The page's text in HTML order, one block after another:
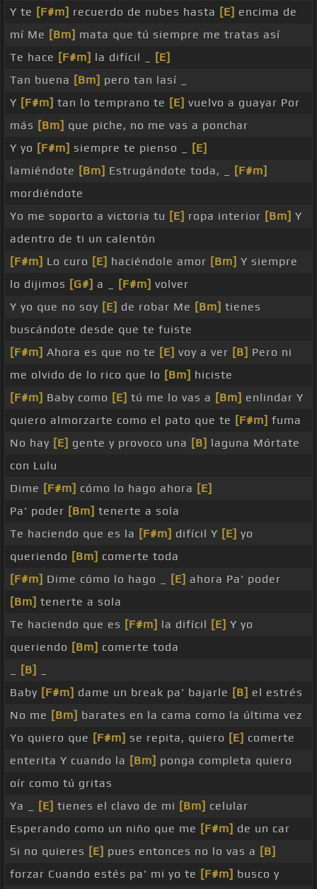
Y te [F#m] recuerdo de nubes hasta [E] encima de
mí Me [Bm] mata que tú siempre me tratas así
Te hace [F#m] la difícil _
[E]
Tan buena [Bm] pero tan lasí _
Y [F#m] tan lo temprano te [E] vuelvo a guayar Por
más [Bm] que piche, no me vas a ponchar
Y yo [F#m] siempre te pienso _
[E]
lamiéndote [Bm] Estrugándote toda, _
[F#m]
mordiéndote
Yo me soporto a victoria tu [E] ropa interior [Bm] Y
adentro de ti un calentón
[F#m] Lo curo [E] haciéndole amor [Bm] Y siempre
lo dijimos [G#] a _ [F#m] volver
Y yo que no soy [E] de robar Me [Bm] tienes
buscándote desde que te fuiste
[F#m] Ahora es que no te [E] voy a ver [B] Pero ni
me olvido de lo rico que lo [Bm] hiciste
[F#m] Baby como [E] tú me lo vas a [Bm] enlindar Y
quiero almorzarte como el pato que te [F#m] fuma
No hay [E] gente y provoco una [B] laguna Mórtate
con Lulu
Dime [F#m] cómo lo hago ahora [E]
Pa' poder [Bm] tenerte a sola
Te haciendo que es la [F#m] difícil Y [E] yo
queriendo [Bm] comerte toda
[F#m] Dime cómo lo hago _ [E] ahora Pa' poder
[Bm] tenerte a sola
Te haciendo que es [F#m] la difícil [E] Y yo
queriendo [Bm] comerte toda
[B]
Baby [F#m] dame un break pa' bajarle [B] el estrés
No me [Bm] barates en la cama como la última vez
Yo quiero que [F#m] se repita, quiero [E] comerte
enterita Y cuando la [Bm] ponga completa quiero
oír como tú gritas
Ya _
[E] tienes el clavo de mi [Bm] celular
Esperando como un niño que me [F#m] de un car
Si no quieres [E] pues entonces no lo vas a [B]
forzar Cuando estés pa' mi yo te [F#m] busco y